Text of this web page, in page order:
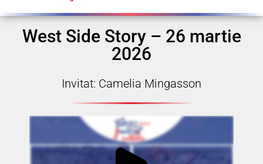
West Side Story – 26 martie
2026
Invitat: Camelia Mingasson